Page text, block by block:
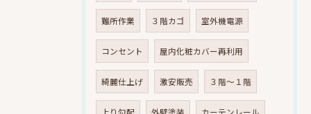
難所作業 ３階カゴ 室外機電源
コンセント 屋内化粧カバー再利用
綺麗仕上げ 激安販売 ３階～１階
上り勾配 外壁塗装 カーテンレール